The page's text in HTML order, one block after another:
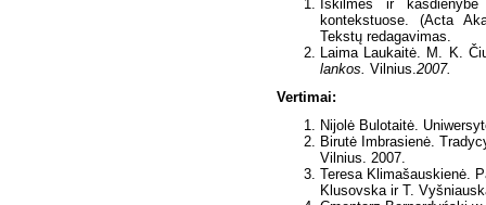
Iškilmės ir
kontekstuose. (Acta
Tekstų redagavimas.
Laima Laukaitė. M. K.
lankos. Vilnius. 2007.
Vertimai:
Nijolė Bulotaitė.
Birutė Imbrasienė.
Vilnius. 2007.
Teresa Klimašauskienė.
Klusovska ir T.